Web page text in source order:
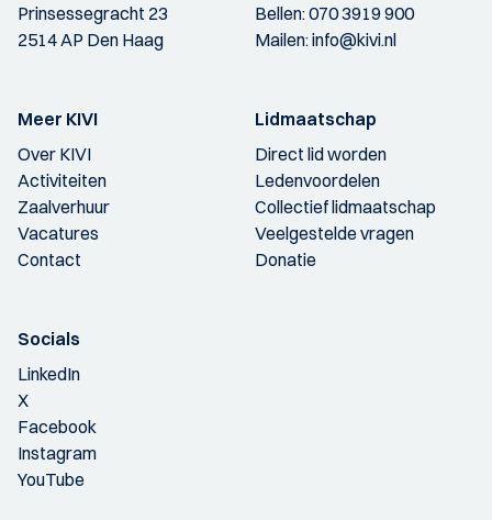
Prinsessegracht 23
2514 AP Den Haag
Bellen:070 3919 900
Mailen:info@kivi.nl
Meer KIVI
Over KIVI
Activiteiten
Zaalverhuur
Vacatures
Contact
Lidmaatschap
Direct lid worden
Ledenvoordelen
Collectief lidmaatschap
Veelgestelde vragen
Donatie
Socials
LinkedIn
X
Facebook
Instagram
YouTube